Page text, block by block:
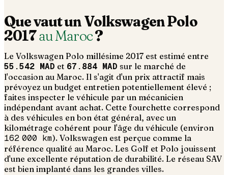
Que vaut unVolkswagenPolo
2017au Maroc?
Le Volkswagen Polo millésime 2017 est estimé entre
55.542 MAD et 67.884 MAD sur le marché de
l'occasion au Maroc. Il s'agit d'un prix attractif mais
prévoyez un budget entretien potentiellement élevé ;
faites inspecter le véhicule par un mécanicien
indépendant avant achat. Cette fourchette correspond
à des véhicules en bon état général, avec un
kilométrage cohérent pour l'âge du véhicule (environ
162 000 km). Volkswagen est perçue comme la
référence qualité au Maroc. Les Golf et Polo jouissent
d'une excellente réputation de durabilité. Le réseau SAV
est bien implanté dans les grandes villes.